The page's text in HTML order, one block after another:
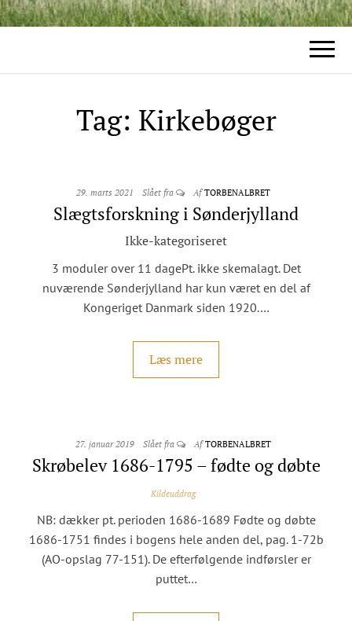
Tag: Kirkebøger
29. marts 2021 Slået fra Af TORBENALBRET
Slægtsforskning i Sønderjylland
Ikke-kategoriseret
3 moduler over 11 dagePt. ikke skemalagt. Det
nuværende Sønderjylland har kun været en del af
Kongeriget Danmark siden 1920.…
Læs mere
27. januar 2019 Slået fra Af TORBENALBRET
Skrøbelev 1686-1795 – fødte og døbte
Kildeuddrag
NB: dækker pt. perioden 1686-1689 Fødte og døbte
1686-1751 findes i bogens hele anden del, pag. 1-72b
(AO-opslag 77-151). De efterfølgende indførsler er
puttet…